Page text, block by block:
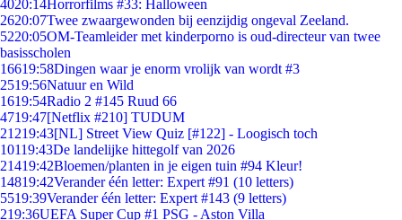
4020:14Horrorfilms #33: Halloween
2620:07Twee zwaargewonden bij eenzijdig ongeval Zeeland.
5220:05OM-Teamleider met kinderporno is oud-directeur van twee
basisscholen
16619:58Dingen waar je enorm vrolijk van wordt #3
2519:56Natuur en Wild
1619:54Radio 2 #145 Ruud 66
4719:47[Netflix #210] TUDUM
21219:43[NL] Street View Quiz [#122] - Loogisch toch
10119:43De landelijke hittegolf van 2026
21419:42Bloemen/planten in je eigen tuin #94 Kleur!
14819:42Verander één letter: Expert #91 (10 letters)
5519:39Verander één letter: Expert #143 (9 letters)
219:36UEFA Super Cup #1 PSG - Aston Villa